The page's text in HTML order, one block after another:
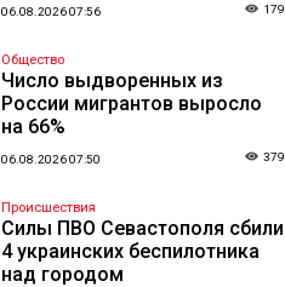
06.08.2026 07:56 179
Общество
Число выдворенных из
России мигрантов выросло
на 66%
06.08.2026 07:50 379
Происшествия
Силы ПВО Севастополя сбили
4 украинских беспилотника
над городом